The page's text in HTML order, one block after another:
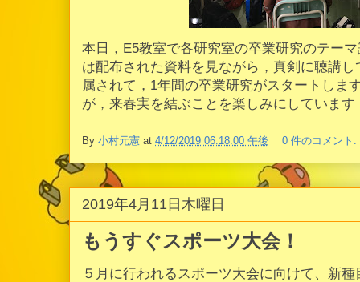
本日，E5教室で各研究室の卒業研究のテー
は配布された資料を見ながら，真剣に聴講
属されて，1年間の卒業研究がスタートしま
が，来春実を結ぶことを楽しみにしています
By 小村元憲 at 4/12/2019 06:18:00 午後 0 件のコメント:
2019年4月11日木曜日
もうすぐスポーツ大会！
５月に行われるスポーツ大会に向けて、新